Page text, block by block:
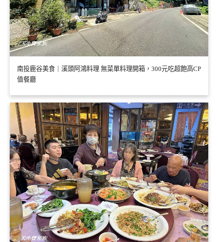
南投鹿谷美食｜溪頭阿鴻料理 無菜單料理開箱，300元吃超飽高CP
值餐廳